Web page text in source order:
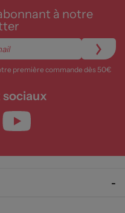
à notre
première commande dès 50€
sociaux